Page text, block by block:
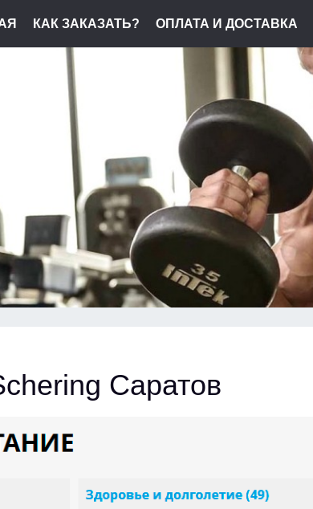
КАК ЗАКАЗАТЬ? ОПЛАТА И ДОСТАВКА
Саратов